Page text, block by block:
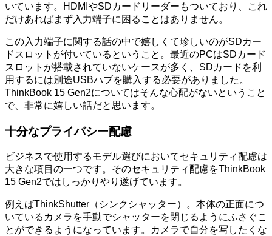
いています。HDMIやSDカードリーダーもついており、これ
だけあればまず入力端子に困ることはありません。
この入力端子に関する話の中で嬉しくて珍しいのがSDカー
ドスロットが付いているということ。最近のPCはSDカード
スロットが搭載されていないケースが多く、SDカードを利
用するには別途USBハブを購入する必要がありました。
ThinkBook 15 Gen2についてはそんな心配がないということ
で、非常に嬉しい話だと思います。
十分なプライバシー配慮
ビジネスで使用するモデル選びにおいてセキュリティ配慮は
大きな項目の一つです。そのセキュリティ配慮をThinkBook
15 Gen2ではしっかりやり遂げています。
例えばThinkShutter（シンクシャッター）。本体の正面につ
いているカメラを手動でシャッターを閉じるようにふさぐこ
とができるようになっています。カメラで自分を写したくな